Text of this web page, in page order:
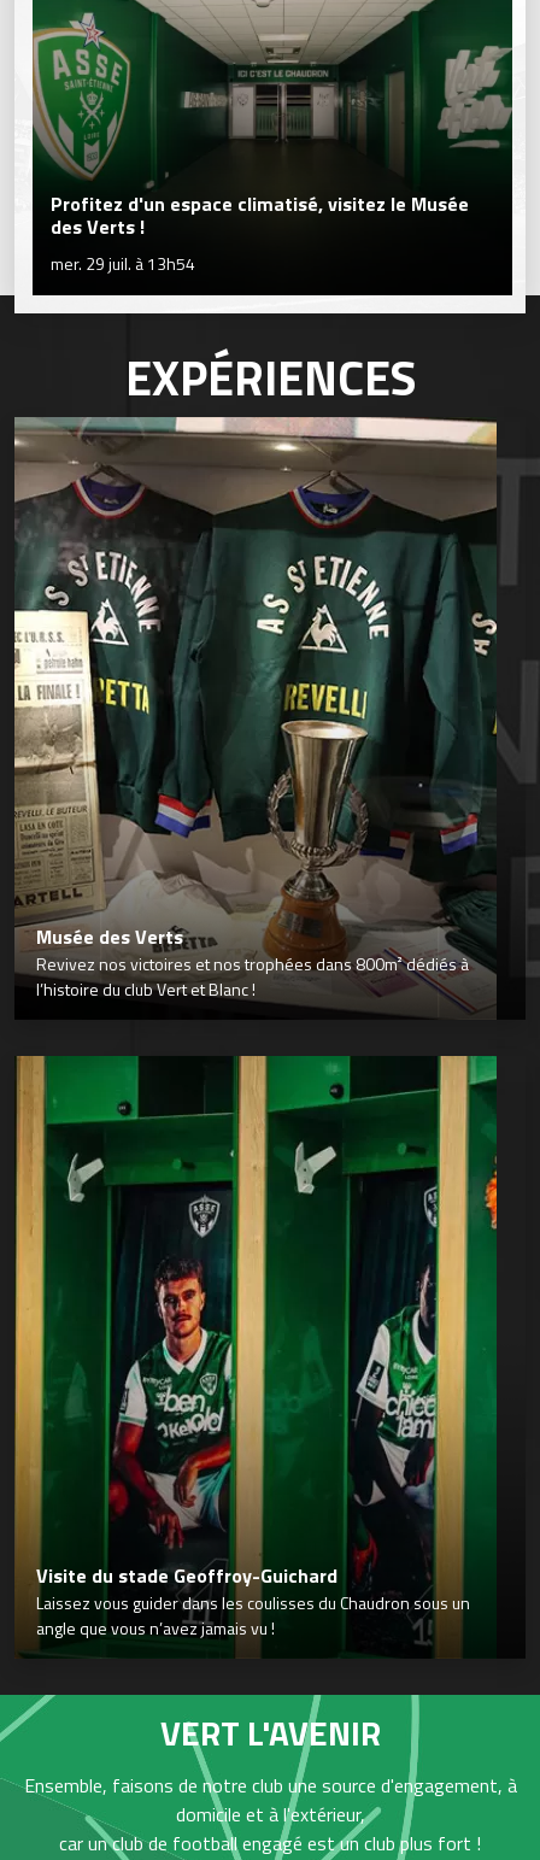
Profitez d'un espace climatisé, visitez le Musée
des Verts !
mer. 29 juil. à 13h54
EXPÉRIENCES
Musée des Verts
Revivez nos victoires et nos trophées dans 800m² dédiés à
l’histoire du club Vert et Blanc !
Visite du stade Geoffroy-Guichard
Laissez vous guider dans les coulisses du Chaudron sous un
angle que vous n’avez jamais vu !
VERT L'AVENIR
Ensemble, faisons de notre club une source d'engagement, à
domicile et à l'extérieur,
car un club de football engagé est un club plus fort !